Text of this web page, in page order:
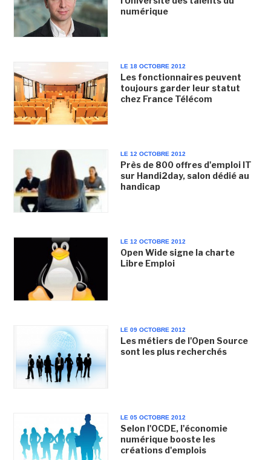
numérique
LE 18 OCTOBRE 2012
Les fonctionnaires peuvent
toujours garder leur statut
chez France Télécom
LE 12 OCTOBRE 2012
Près de 800 offres d'emploi IT
sur Handi2day, salon dédié au
handicap
LE 12 OCTOBRE 2012
Open Wide signe la charte
Libre Emploi
LE 09 OCTOBRE 2012
Les métiers de l'Open Source
sont les plus recherchés
LE 05 OCTOBRE 2012
Selon l'OCDE, l'économie
numérique booste les
créations d'emplois